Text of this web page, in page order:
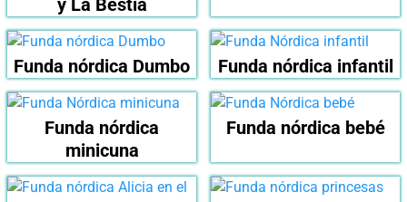
y La Bestia
Funda nórdica Dumbo Funda nórdica infantil
Funda nórdica
minicuna
Funda nórdica bebé